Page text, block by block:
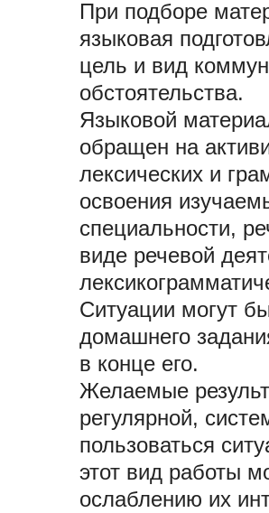
При подборе
языковая
цель и вид
обстоятельства.
Языковой
обращен на
лексических и
освоения
специальности,
виде речевой
Ситуации могут
домашнего
в конце его.
Желаемые
регулярной,
пользоваться
этот вид работы
ослаблению их